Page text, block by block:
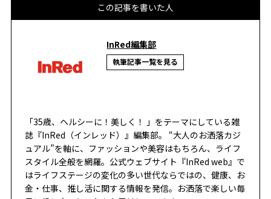
この記事を書いた人
InRed編集部
執筆記事一覧を見る
「35歳、ヘルシーに！美しく！ 」をテーマにしている雑
誌『InRed（インレッド）』編集部。 “大人のお洒落カジ
ュアル”を軸に、ファッションや美容はもちろん、ライフ
スタイル全般を網羅。公式ウェブサイト『InRed web』で
はライフステージの変化の多い世代ならではの、健康、お
金・仕事、推し活に関する情報を発信。お洒落で楽しい毎